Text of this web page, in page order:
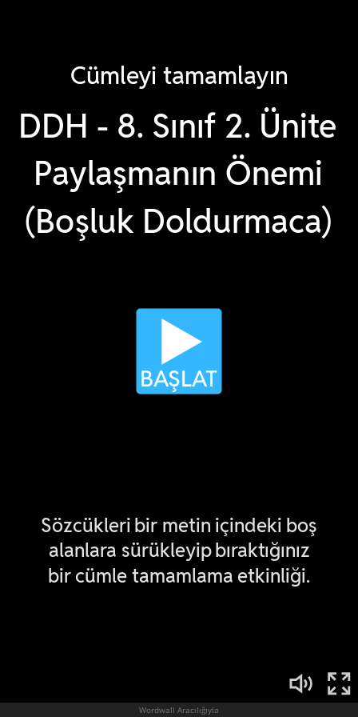
Wordwall Aracılığıyla